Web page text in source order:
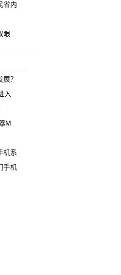
省内
眼
？
入
M
机系
手机